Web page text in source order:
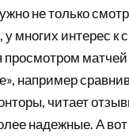
не только
многих интерес к
просмотром
например
читает
надежные. А